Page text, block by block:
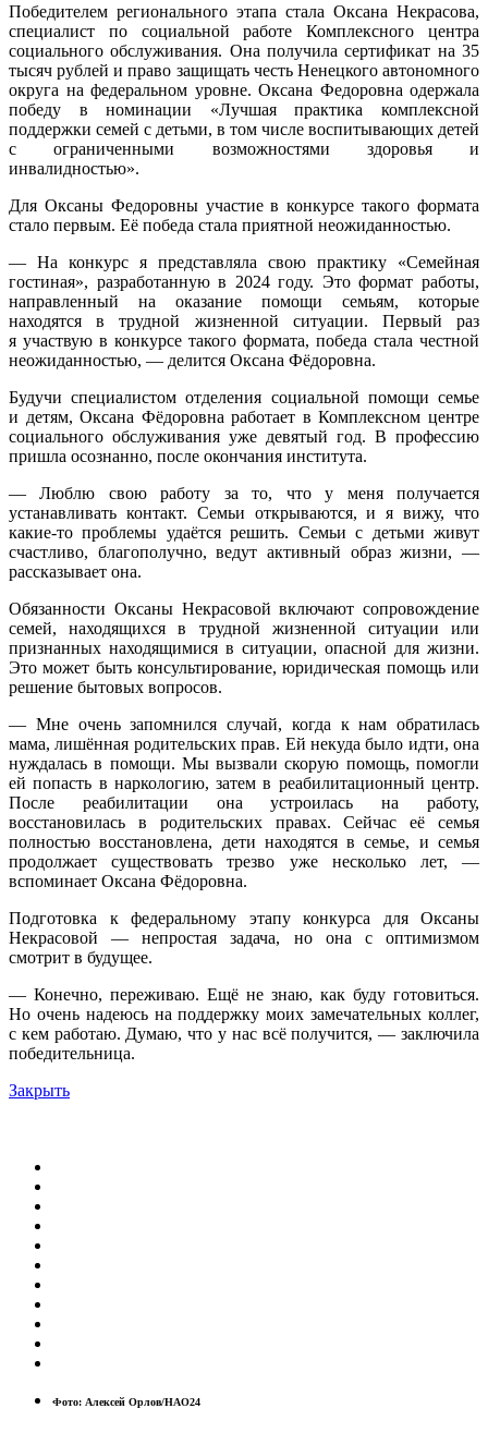
Победителем регионального этапа стала Оксана Некрасова,
специалист по социальной работе Комплексного центра
социального обслуживания. Она получила сертификат на 35
тысяч рублей и право защищать честь Ненецкого автономного
округа на федеральном уровне. Оксана Федоровна одержала
победу в номинации «Лучшая практика комплексной
поддержки семей с детьми, в том числе воспитывающих детей
с ограниченными возможностями здоровья и
инвалидностью».
Для Оксаны Федоровны участие в конкурсе такого формата
стало первым. Её победа стала приятной неожиданностью.
— На конкурс я представляла свою практику «Семейная
гостиная», разработанную в 2024 году. Это формат работы,
направленный на оказание помощи семьям, которые
находятся в трудной жизненной ситуации. Первый раз
я участвую в конкурсе такого формата, победа стала честной
неожиданностью, — делится Оксана Фёдоровна.
Будучи специалистом отделения социальной помощи семье
и детям, Оксана Фёдоровна работает в Комплексном центре
социального обслуживания уже девятый год. В профессию
пришла осознанно, после окончания института.
— Люблю свою работу за то, что у меня получается
устанавливать контакт. Семьи открываются, и я вижу, что
какие-то проблемы удаётся решить. Семьи с детьми живут
счастливо, благополучно, ведут активный образ жизни, —
рассказывает она.
Обязанности Оксаны Некрасовой включают сопровождение
семей, находящихся в трудной жизненной ситуации или
признанных находящимися в ситуации, опасной для жизни.
Это может быть консультирование, юридическая помощь или
решение бытовых вопросов.
— Мне очень запомнился случай, когда к нам обратилась
мама, лишённая родительских прав. Ей некуда было идти, она
нуждалась в помощи. Мы вызвали скорую помощь, помогли
ей попасть в наркологию, затем в реабилитационный центр.
После реабилитации она устроилась на работу,
восстановилась в родительских правах. Сейчас её семья
полностью восстановлена, дети находятся в семье, и семья
продолжает существовать трезво уже несколько лет, —
вспоминает Оксана Фёдоровна.
Подготовка к федеральному этапу конкурса для Оксаны
Некрасовой — непростая задача, но она с оптимизмом
смотрит в будущее.
— Конечно, переживаю. Ещё не знаю, как буду готовиться.
Но очень надеюсь на поддержку моих замечательных коллег,
с кем работаю. Думаю, что у нас всё получится, — заключила
победительница.
Закрыть
Фото: Алексей Орлов/НАО24